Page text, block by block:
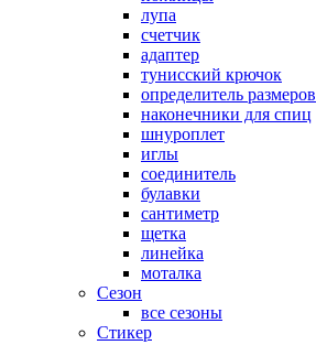
лупа
счетчик
адаптер
тунисский крючок
определитель размеров
наконечники для спиц
шнуроплет
иглы
соединитель
булавки
сантиметр
щетка
линейка
моталка
Сезон
все сезоны
Стикер